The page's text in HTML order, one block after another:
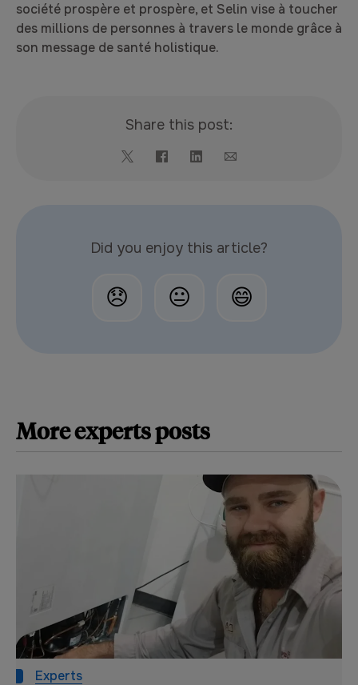
société prospère et prospère, et Selin vise à toucher
des millions de personnes à travers le monde grâce à
son message de santé holistique.
Share this post:
Did you enjoy this article?
😞 😐 😄
Moreexpertsposts
Experts